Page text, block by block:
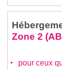
Zone 2
pour ceux